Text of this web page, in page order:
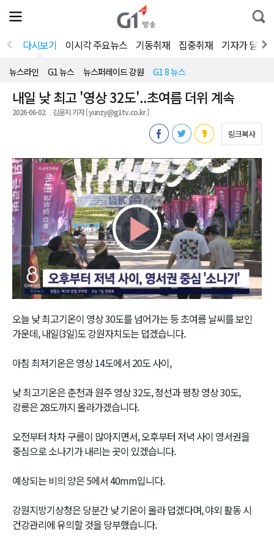
전
체
뉴
열
통
합
색
다시보기 이시각 주요뉴스 기동취재 집중취재 기자가 달려
뉴스라인 G1 뉴스 뉴스퍼레이드 강원 G1 8 뉴스
내일 낮 최고 '영상 32도'..초여름 더위 계속
2026-06-02 김윤지 기자 [ yunzy@g1tv.co.kr ]
링크복사
Play
Video
오늘 낮 최고기온이 영상 30도를 넘어가는 등 초여름 날씨를 보인
가운데, 내일(3일)도 강원자치도는 덥겠습니다.
아침 최저기온은 영상 14도에서 20도 사이,
낮 최고기온은 춘천과 원주 영상 32도, 정선과 평창 영상 30도,
강릉은 28도까지 올라가겠습니다.
오전부터 차차 구름이 많아지면서, 오후부터 저녁 사이 영서권을
중심으로 소나기가 내리는 곳이 있겠습니다.
예상되는 비의 양은 5에서 40mm입니다.
강원지방기상청은 당분간 낮 기온이 올라 덥겠다며, 야외 활동 시
건강관리에 유의할 것을 당부했습니다.